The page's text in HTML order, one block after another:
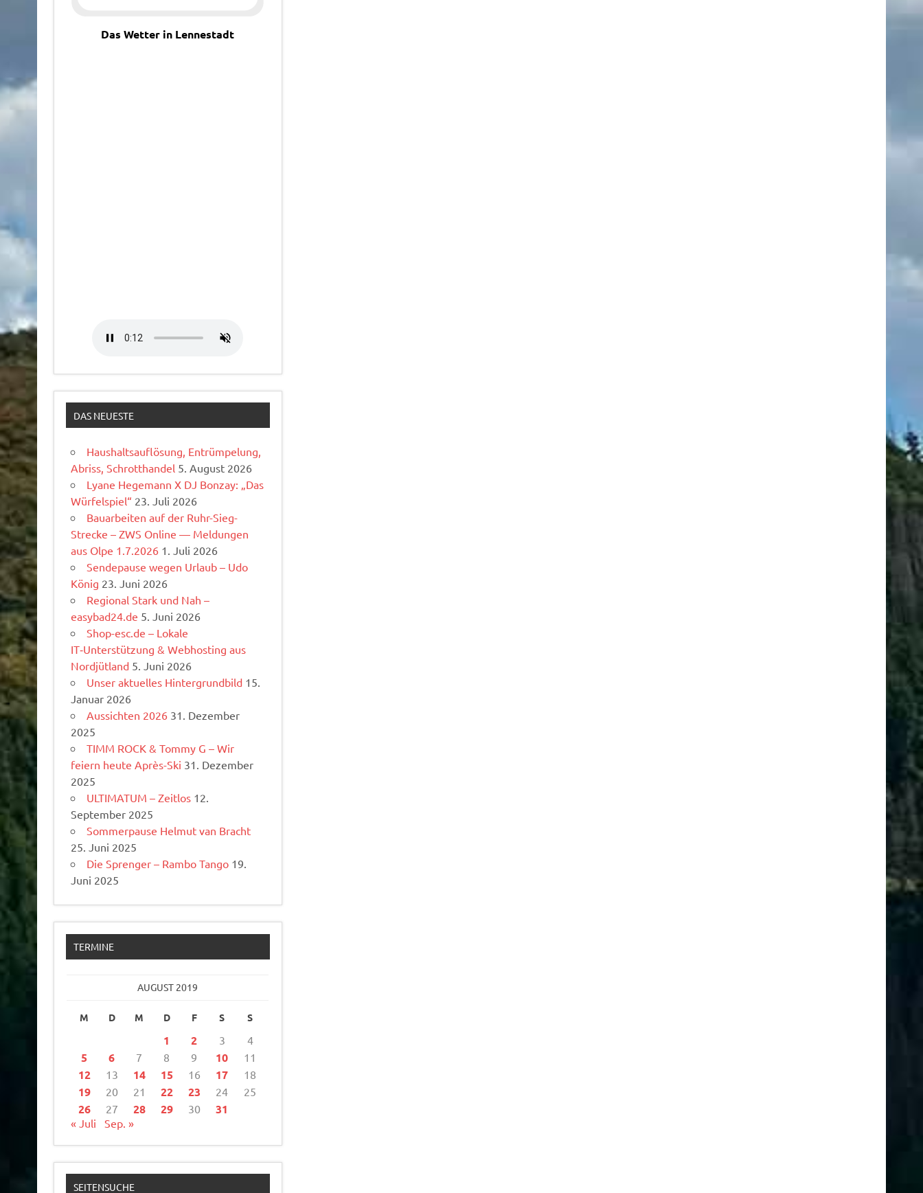
Das Wetter in Lennestadt
DAS NEUESTE
Haushaltsauflösung, Entrümpelung,
Abriss, Schrotthandel 5. August 2026
Lyane Hegemann X DJ Bonzay: „Das
Würfelspiel“ 23. Juli 2026
Bauarbeiten auf der Ruhr-Sieg-
Strecke – ZWS Online — Meldungen
aus Olpe 1.7.2026 1. Juli 2026
Sendepause wegen Urlaub – Udo
König 23. Juni 2026
Regional Stark und Nah –
easybad24.de 5. Juni 2026
Shop-esc.de – Lokale
IT‑Unterstützung & Webhosting aus
Nordjütland 5. Juni 2026
Unser aktuelles Hintergrundbild 15.
Januar 2026
Aussichten 2026 31. Dezember
2025
TIMM ROCK & Tommy G – Wir
feiern heute Après-Ski 31. Dezember
2025
ULTIMATUM – Zeitlos 12.
September 2025
Sommerpause Helmut van Bracht
25. Juni 2025
Die Sprenger – Rambo Tango 19.
Juni 2025
TERMINE
AUGUST 2019
M D M D F S S
1 2 3 4
5 6 7 8 9 10 11
12 13 14 15 16 17 18
19 20 21 22 23 24 25
26 27 28 29 30 31
« Juli Sep. »
SEITENSUCHE